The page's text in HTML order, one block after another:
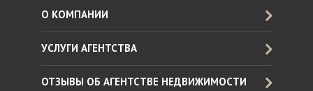
О КОМПАНИИ
УСЛУГИ АГЕНТСТВА
ОТЗЫВЫ ОБ АГЕНТСТВЕ НЕДВИЖИМОСТИ